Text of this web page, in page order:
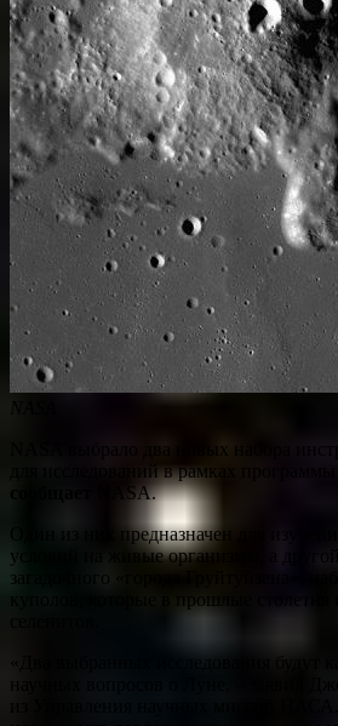
NASA выбрало два новых набора
для исследований в рамках
NASA.
Один из них предназначен для
условий на живые организмы, а другой
загадочного «города Груйтуйзена»,
куполов, которые в прошлые
«Два выбранных исследования будут
из Управления научных миссий НАСА.